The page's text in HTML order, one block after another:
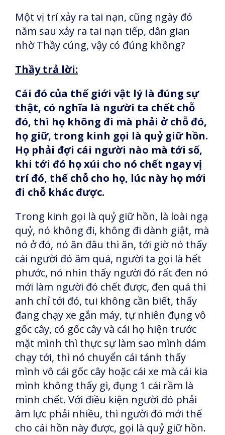
Một vị trí xảy ra tai nạn, cũng ngày đó
năm sau xảy ra tai nạn tiếp, dân gian
nhờ Thầy cúng, vậy có đúng không?
Thầy trả lời:
Cái đó của thế giới vật lý là đúng sự
thật, có nghĩa là người ta chết chỗ
đó, thì họ không đi mà phải ở chỗ đó,
họ giữ, trong kinh gọi là quỷ giữ hồn.
Họ phải đợi cái người nào mà tới số,
khi tới đó họ xúi cho nó chết ngay vị
trí đó, thế chỗ cho họ, lúc này họ mới
đi chỗ khác được.
Trong kinh gọi là quỷ giữ hồn, là loài ngạ
quỷ, nó không đi, không đi dành giật, mà
nó ở đó, nó ăn đâu thì ăn, tới giờ nó thấy
cái người đó âm quá, người ta gọi là hết
phước, nó nhìn thấy người đó rất đen nó
mới làm người đó chết được, đen quá thì
anh chỉ tới đó, tui không cần biết, thấy
đang chạy xe gắn máy, tự nhiên đụng vô
gốc cây, có gốc cây và cái họ hiện trước
mặt mình thì thực sự làm sao mình dám
chạy tới, thì nó chuyển cái tánh thấy
mình vô cái gốc cây hoặc cái xe mà cái kia
mình không thấy gì, đụng 1 cái rầm là
mình chết. Với điều kiện người đó phải
âm lực phải nhiều, thì người đó mới thế
cho cái hồn này được, gọi là quỷ giữ hồn.